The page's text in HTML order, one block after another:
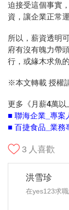
迫接受這個事實
資，讓企業正常運
所以，薪資透明
府有沒有魄力帶
行，或緣木求魚
※本文轉載 授權
更多《月薪4萬以
■ 聯海企業_專案
■ 百捷食品_業務
3 人喜歡
洪雪珍
在yes123求職